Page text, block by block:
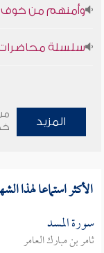
وأمنهم من خوف
سلسلة محاضرات
المزيد
الأكثر استماعا لهذا
سورة المسد
ثامر بن مبارك العامر